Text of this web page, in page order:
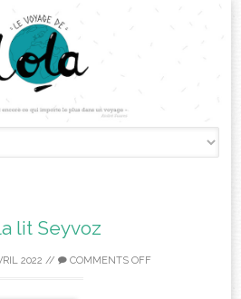
to
lit Seyvoz
2022 // COMMENTS OFF